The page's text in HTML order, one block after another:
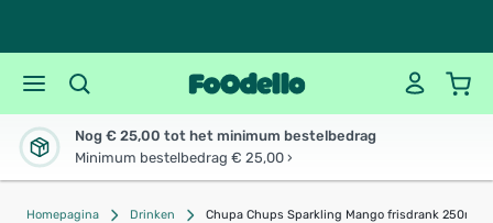
Nog € 25,00 tot het minimum bestelbedrag
Minimum bestelbedrag € 25,00 ›
Homepagina Drinken Chupa Chups Sparkling Mango frisdrank 250ml